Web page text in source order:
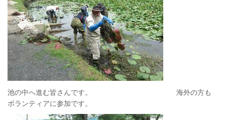
池の中へ進む皆さんです。 海外の方も
ボランティアに参加です。